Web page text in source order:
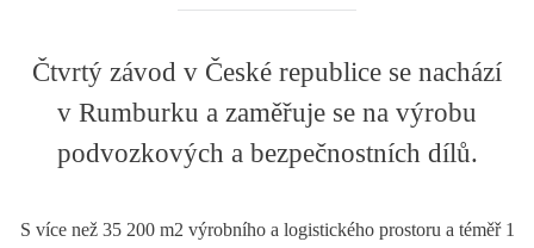
Čtvrtý závod v České republice se nachází
v Rumburku a zaměřuje se na výrobu
podvozkových a bezpečnostních dílů.
S více než 35 200 m2 výrobního a logistického prostoru a téměř 1